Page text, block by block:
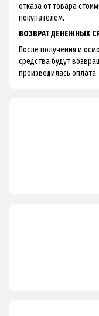
отказа от товара
покупателем.
ВОЗВРАТ ДЕНЕЖНЫХ
После получения и
средства будут
производилась оплата.